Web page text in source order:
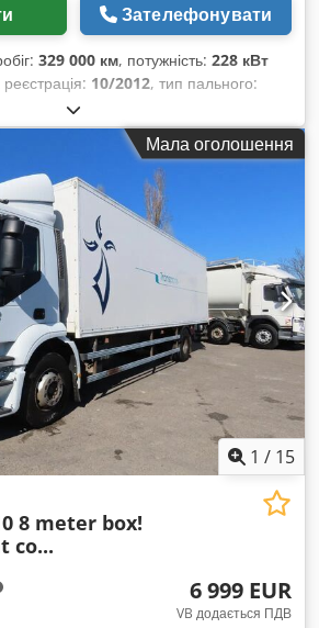
Зателефонувати
329 000 км, потужність: 228 кВт
10/2012, тип пального:
26 000 кг
білий, тип передачі:механічний,
, ширина вантажного
вантажного відсіку:
Обладнання:ABS, кран
Мала оголошення
1 / 15
8 meter box!
co...
6 999 EUR
VB додається ПДВ